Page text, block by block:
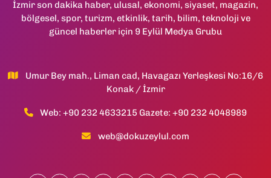
İzmir son dakika haber, ulusal, ekonomi, siyaset, magazin,
bölgesel, spor, turizm, etkinlik, tarih, bilim, teknoloji ve
güncel haberler için 9 Eylül Medya Grubu
Umur Bey mah., Liman cad, Havagazı Yerleşkesi No:16/6
Konak / İzmir
Web: +90 232 4633215 Gazete: +90 232 4048989
web@dokuzeylul.com